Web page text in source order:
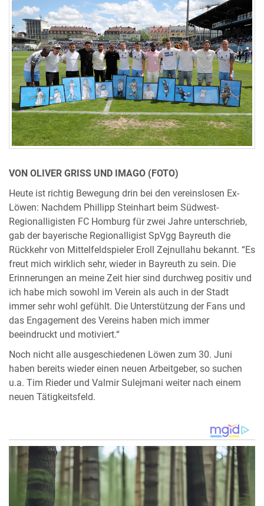
VON OLIVER GRISS UND IMAGO (FOTO)
Heute ist richtig Bewegung drin bei den vereinslosen Ex-
Löwen: Nachdem Phillipp Steinhart beim Südwest-
Regionalligisten FC Homburg für zwei Jahre unterschrieb,
gab der bayerische Regionalligist SpVgg Bayreuth die
Rückkehr von Mittelfeldspieler Eroll Zejnullahu bekannt. “Es
freut mich wirklich sehr, wieder in Bayreuth zu sein. Die
Erinnerungen an meine Zeit hier sind durchweg positiv und
ich habe mich sowohl im Verein als auch in der Stadt
immer sehr wohl gefühlt. Die Unterstützung der Fans und
das Engagement des Vereins haben mich immer
beeindruckt und motiviert.“
Noch nicht alle ausgeschiedenen Löwen zum 30. Juni
haben bereits wieder einen neuen Arbeitgeber, so suchen
u.a. Tim Rieder und Valmir Sulejmani weiter nach einem
neuen Tätigkeitsfeld.